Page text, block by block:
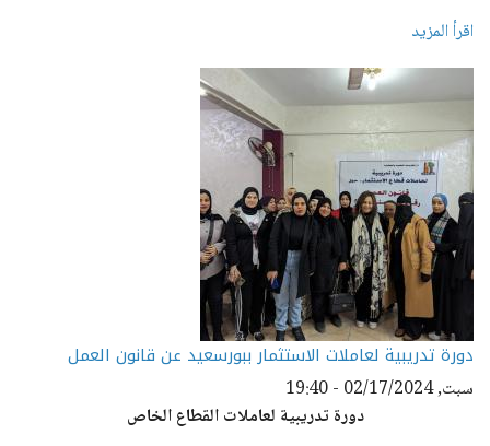
اقرأ المزيد
دورة تدريبية لعاملات الاستثمار ببورسعيد عن قانون العمل
سبت, 02/17/2024 - 19:40
دورة تدريبية لعاملات القطاع الخاص